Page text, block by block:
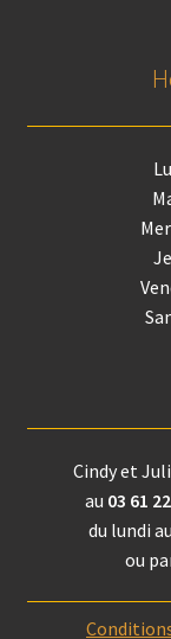
Cindy et
au 03 61
du lundi
ou